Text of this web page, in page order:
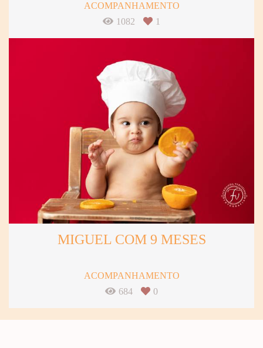
ACOMPANHAMENTO
1082
1
MIGUEL COM 9 MESES
ACOMPANHAMENTO
684
0